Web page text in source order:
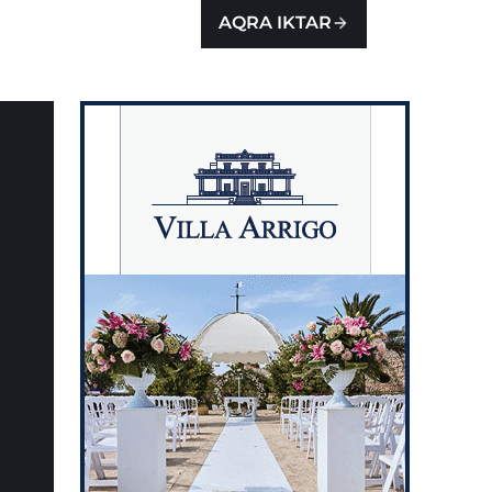
AQRA IKTAR